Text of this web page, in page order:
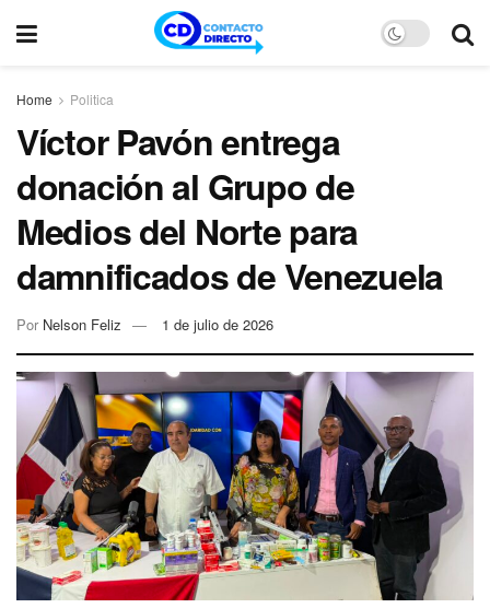
Home Politica
Víctor Pavón entrega
donación al Grupo de
Medios del Norte para
damnificados de Venezuela
Por Nelson Feliz 1 de julio de 2026